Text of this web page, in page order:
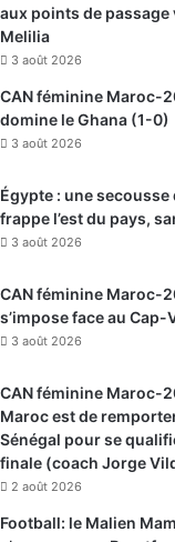
aux points de passage
Melilia
3 août 2026
CAN féminine Maroc-
domine le Ghana (1-0)
3 août 2026
Égypte : une
frappe l’est du pays,
3 août 2026
CAN féminine Maroc-
s’impose face au Cap-
3 août 2026
CAN féminine Maroc-
Maroc est de
Sénégal pour se
finale (coach Jorge
2 août 2026
Football: le Malien